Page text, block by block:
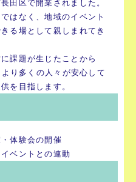
田区で開業されました。
はなく、地域のイベント
る場として親しまれてき
課題が生じたことから
り多くの人々が安心して
を目指します。
体験会の開催
ベントとの連動